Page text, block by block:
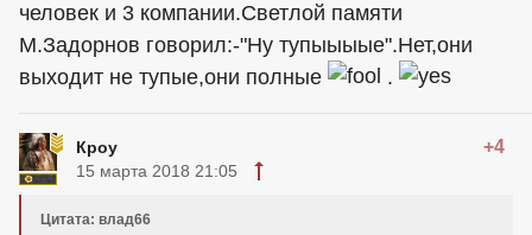
человек и 3 компании.Светлой памяти
М.Задорнов говорил:-"Ну тупыыыые".Нет,они
выходит не тупые,они полные
.
Кроу +4
15 марта 2018 21:05
Цитата: влад66